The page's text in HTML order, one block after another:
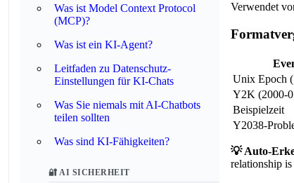
Was ist Model Context Protocol
(MCP)?
Was ist ein KI-Agent?
Leitfaden zu Datenschutz-
Einstellungen für KI-Chats
Was Sie niemals mit AI-Chatbots
teilen sollten
Was sind KI-Fähigkeiten?
🔐 AI SICHERHEIT
Verwendet
Unix Epoch
Y2K (2000-
Beispielzeit
Y2038-
💡 Auto-
relationship